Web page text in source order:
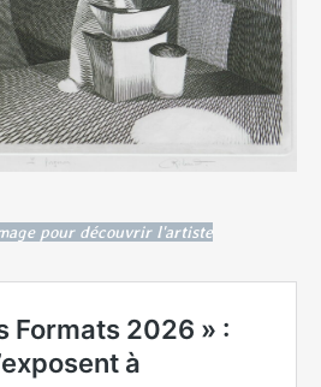
pour découvrir l'artiste